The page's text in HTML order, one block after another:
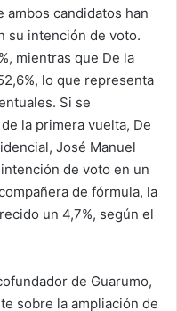
ambos candidatos han
su intención de voto.
mientras que De la
lo que representa
Si se
la primera vuelta, De
José Manuel
de voto en un
de fórmula, la
un 4,7%, según el
de Guarumo,
sobre la ampliación de